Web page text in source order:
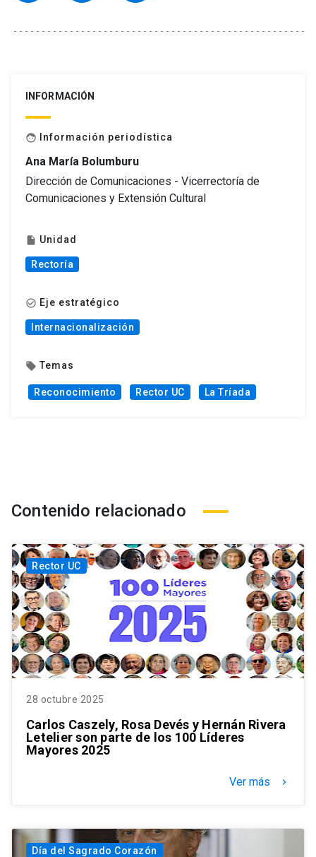
INFORMACIÓN
face Información periodística
Ana María Bolumburu
Dirección de Comunicaciones - Vicerrectoría de
Comunicaciones y Extensión Cultural
insert_drive_file Unidad
Rectoría
check_circle_outline Eje estratégico
Internacionalización
local_offer Temas
Reconocimiento Rector UC La Tríada
Contenido relacionado
Rector UC
28 octubre 2025
Carlos Caszely, Rosa Devés y Hernán Rivera
Letelier son parte de los 100 Líderes
Mayores 2025
Ver más keyboard_arrow_right
Día del Sagrado Corazón